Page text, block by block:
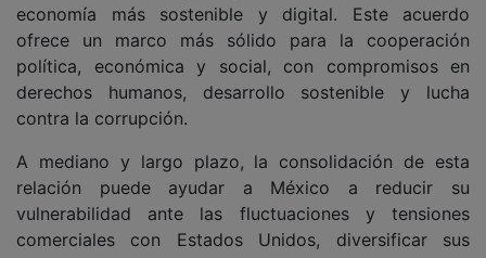
economía más sostenible y digital. Este acuerdo
ofrece un marco más sólido para la cooperación
política, económica y social, con compromisos en
derechos humanos, desarrollo sostenible y lucha
contra la corrupción.
A mediano y largo plazo, la consolidación de esta
relación puede ayudar a México a reducir su
vulnerabilidad ante las fluctuaciones y tensiones
comerciales con Estados Unidos, diversificar sus